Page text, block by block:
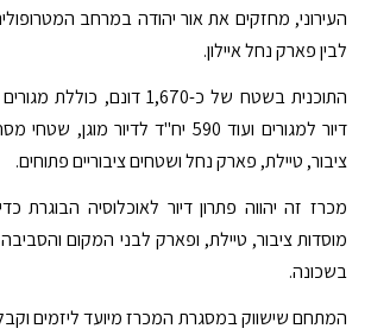
העירוני, מחזקים את אור יהודה במרחב
לבין פארק נחל איילון.
דיור למגורים ועוד 590 יח"ד לדיור
ציבור, טיילת, פארק נחל ושטחים ציבוריים פתוחים.
מכרז זה יהווה פתרון דיור לאוכלוסיה הבוגרת
מוסדות ציבור, טיילת, ופארק לבני המקום
בשכונה.
המתחם שישווק במסגרת המכרז מיועד ליזמים